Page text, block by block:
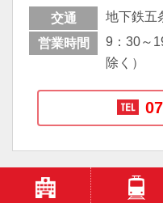
交通
地下鉄五
営業時間
9：30～
除く）